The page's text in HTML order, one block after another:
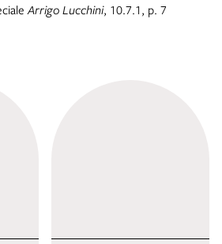
Arrigo Lucchini, 10.7.1, p. 7